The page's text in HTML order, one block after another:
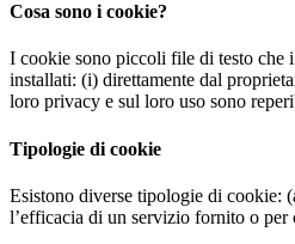
Cosa sono i cookie?
I cookie sono piccoli file di testo che
installati: (i) direttamente dal
loro privacy e sul loro uso sono
Tipologie di cookie
Esistono diverse tipologie di cookie:
l’efficacia di un servizio fornito o